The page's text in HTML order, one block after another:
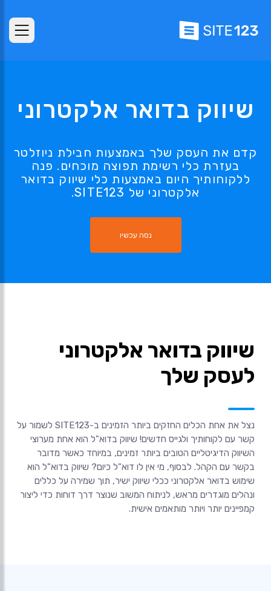
שיווק בדואר אלקטרוני
קדם את העסק שלך באמצעות חבילת ניוזלטר
בעזרת כלי רשימת תפוצה מוכחים. פנה
ללקוחותיך היום באמצעות כלי שיווק בדואר
אלקטרוני של SITE123.
נסה עכשיו
שיווק בדואר אלקטרוני
לעסק שלך
נצל את אחת הכלים החזקים ביותר הזמינים ב-SITE123 לשמור על
קשר עם לקוחותיך ולגייס חדשים! שיווק בדוא"ל הוא אחת מערוצי
השיווק הדיגיטליים הטובים ביותר זמינים, במיוחד כאשר מדובר
בקשר עם הקהל. לבסוף, מי אין לו דוא"ל כיום? שיווק בדוא"ל הוא
שימוש בדואר אלקטרוני ככלי שיווק ישיר, תוך שמירה על כללים
ונהלים מוגדרים מראש, לניתוח המשוב שנוצר דרך דוחות כדי ליצור
קמפיינים יותר ויותר מותאמים אישית.